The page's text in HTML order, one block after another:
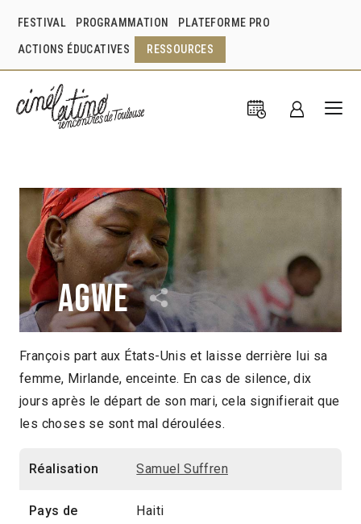
FESTIVAL PROGRAMMATION PLATEFORME PRO
ACTIONS ÉDUCATIVES RESSOURCES
Agwe
Samuel Suffren Haiti 2022
17min
François part aux États-Unis et laisse derrière lui sa
femme, Mirlande, enceinte. En cas de silence, dix
jours après le départ de son mari, cela signifierait que
les choses se sont mal déroulées.
Réalisation Samuel Suffren
Pays de
Haiti